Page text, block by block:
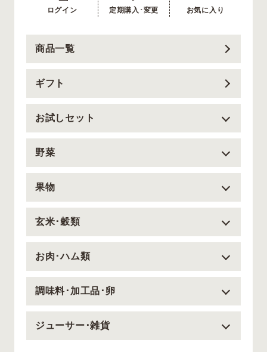
ログイン 定期購入･変更 お気に入り
商品一覧
ギフト
お試しセット
野菜
果物
玄米･穀類
お肉･ハム類
調味料･加工品･卵
ジューサー･雑貨